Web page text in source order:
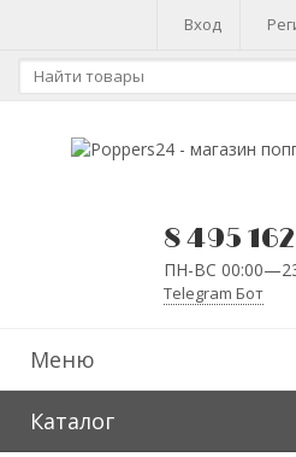
Вход
8 495
ПН-ВС
Telegram Бот
Меню
Каталог